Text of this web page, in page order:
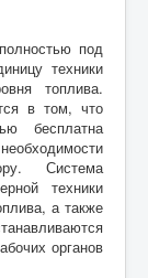
под
техники
топлива.
в том, что
бесплатна
Система
техники
а также
органов